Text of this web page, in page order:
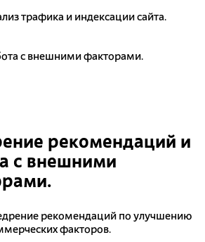
трафика и индексации сайта.
с внешними факторами.
рекомендаций и
с внешними
рекомендаций по улучшению
факторов.